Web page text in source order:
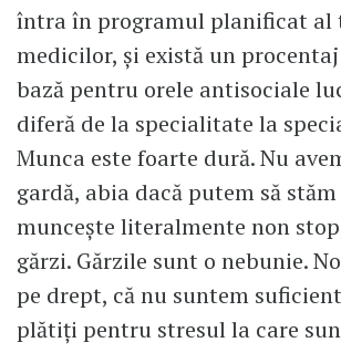
întra în programul planificat
medicilor, și există un
bază pentru orele antisociale
diferă de la specialitate la
Munca este foarte dură. Nu
gardă, abia dacă putem să stăm
muncește literalmente non
gărzi. Gărzile sunt o nebunie.
pe drept, că nu suntem
plătiți pentru stresul la care